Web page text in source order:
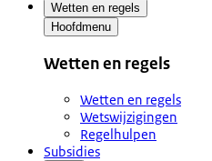
Wetten en regels
Hoofdmenu
Wetten en regels
Wetten en regels
Wetswijzigingen
Regelhulpen
Subsidies